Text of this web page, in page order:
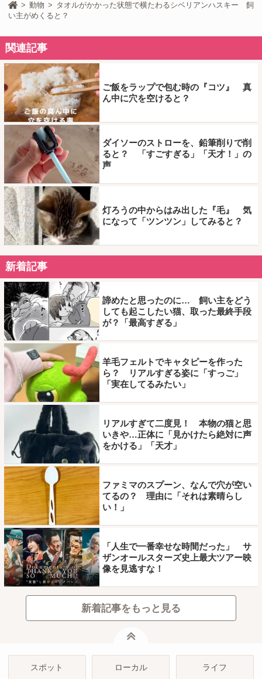
動物
タオルがかかった状態で横たわるシベリアンハスキー 飼
い主がめくると？
関連記事
ご飯をラップで包む時の『コツ』 真
ん中に穴を空けると？
ダイソーのストローを、鉛筆削りで削
ると？ 「すごすぎる」「天才！」の
声
灯ろうの中からはみ出した『毛』 気
になって「ツンツン」してみると？
新着記事
諦めたと思ったのに… 飼い主をどう
しても起こしたい猫、取った最終手段
が？「最高すぎる」
羊毛フェルトでキャタピーを作った
ら？ リアルすぎる姿に「すっご」
「実在してるみたい」
リアルすぎて二度見！ 本物の猫と思
いきや…正体に「見かけたら絶対に声
をかける」「天才」
ファミマのスプーン、なんで穴が空い
てるの？ 理由に「それは素晴らし
い！」
「人生で一番幸せな時間だった」 サ
ザンオールスターズ史上最大ツアー映
像を見逃すな！
新着記事をもっと見る
スポット ローカル ライフ